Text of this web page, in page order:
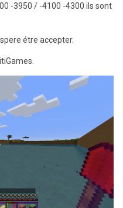
-3950 / -4100 -4300 ils sont
étre accepter.